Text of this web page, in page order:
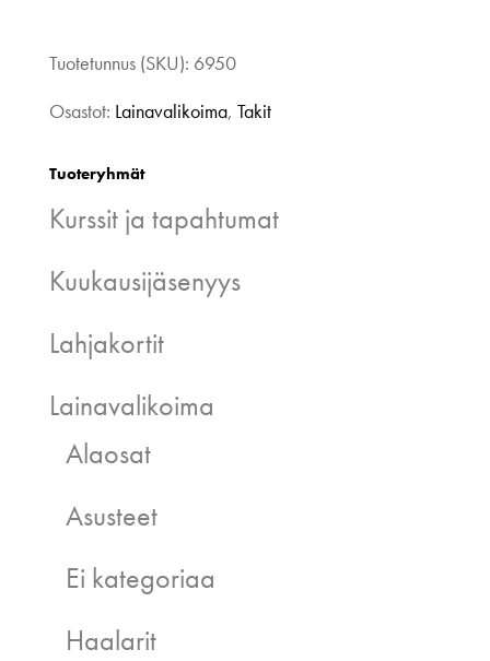
Tuotetunnus (SKU): 6950
Osastot: Lainavalikoima, Takit
Tuoteryhmät
Kurssit ja tapahtumat
Kuukausijäsenyys
Lahjakortit
Lainavalikoima
Alaosat
Asusteet
Ei kategoriaa
Haalarit